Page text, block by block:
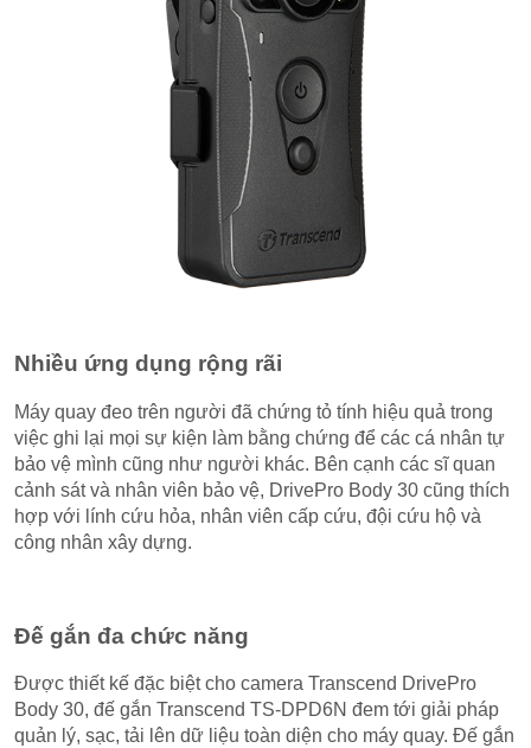
Nhiều ứng dụng rộng rãi
Máy quay đeo trên người đã chứng tỏ tính hiệu quả trong
việc ghi lại mọi sự kiện làm bằng chứng để các cá nhân tự
bảo vệ mình cũng như người khác. Bên cạnh các sĩ quan
cảnh sát và nhân viên bảo vệ, DrivePro Body 30 cũng thích
hợp với lính cứu hỏa, nhân viên cấp cứu, đội cứu hộ và
công nhân xây dựng.
Đế gắn đa chức năng
Được thiết kế đặc biệt cho camera Transcend DrivePro
Body 30, đế gắn Transcend TS-DPD6N đem tới giải pháp
quản lý, sạc, tải lên dữ liệu toàn diện cho máy quay. Đế gắn